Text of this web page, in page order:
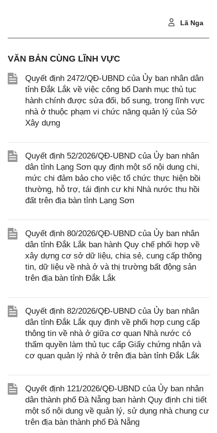
Lã Nga
VĂN BẢN CÙNG LĨNH VỰC
Quyết định 2472/QĐ-UBND của Ủy ban nhân dân
tỉnh Đắk Lắk về việc công bố Danh mục thủ tục
hành chính được sửa đổi, bổ sung, trong lĩnh vực
nhà ở thuộc phạm vi chức năng quản lý của Sở
Xây dựng
Quyết định 52/2026/QĐ-UBND của Ủy ban nhân
dân tỉnh Lạng Sơn quy định một số nội dung chi,
mức chi đảm bảo cho việc tổ chức thực hiện bồi
thường, hỗ trợ, tái định cư khi Nhà nước thu hồi
đất trên địa bàn tỉnh Lạng Sơn
Quyết định 80/2026/QĐ-UBND của Ủy ban nhân
dân tỉnh Đắk Lắk ban hành Quy chế phối hợp về
xây dựng cơ sở dữ liệu, chia sẻ, cung cấp thông
tin, dữ liệu về nhà ở và thị trường bất động sản
trên địa bàn tỉnh Đắk Lắk
Quyết định 82/2026/QĐ-UBND của Ủy ban nhân
dân tỉnh Đắk Lắk quy định về phối hợp cung cấp
thông tin về nhà ở giữa cơ quan Nhà nước có
thẩm quyền làm thủ tục cấp Giấy chứng nhận và
cơ quan quản lý nhà ở trên địa bàn tỉnh Đắk Lắk
Quyết định 121/2026/QĐ-UBND của Ủy ban nhân
dân thành phố Đà Nẵng ban hành Quy định chi tiết
một số nội dung về quản lý, sử dụng nhà chung cư
trên địa bàn thành phố Đà Nẵng